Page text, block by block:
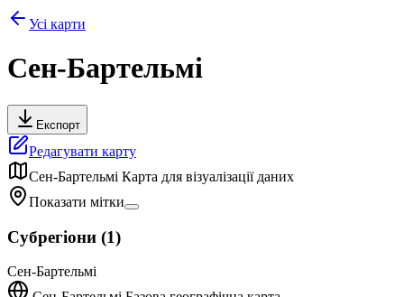
Усі карти
Сен-Бартельмі
Експорт
Редагувати карту
Сен-Бартельмі Карта для візуалізації даних
Показати мітки
Субрегіони (1)
Сен-Бартельмі